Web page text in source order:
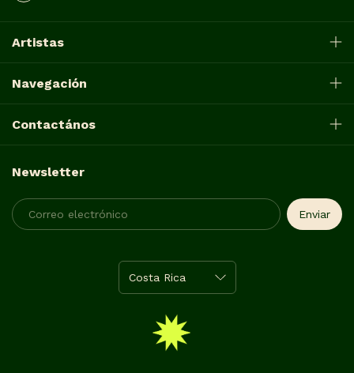
Artistas
Navegación
Contactános
Newsletter